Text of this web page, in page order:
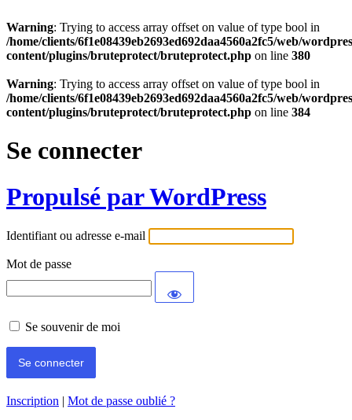
Warning: Trying to access array offset on value of type bool in
/home/clients/6f1e08439eb2693ed692daa4560a2fc5/web/
content/plugins/bruteprotect/bruteprotect.php on line 380
Warning: Trying to access array offset on value of type bool in
/home/clients/6f1e08439eb2693ed692daa4560a2fc5/web/
content/plugins/bruteprotect/bruteprotect.php on line 384
Se connecter
Propulsé par WordPress
Identifiant ou adresse e-mail
Mot de passe
Se souvenir de moi
Inscription | Mot de passe oublié ?